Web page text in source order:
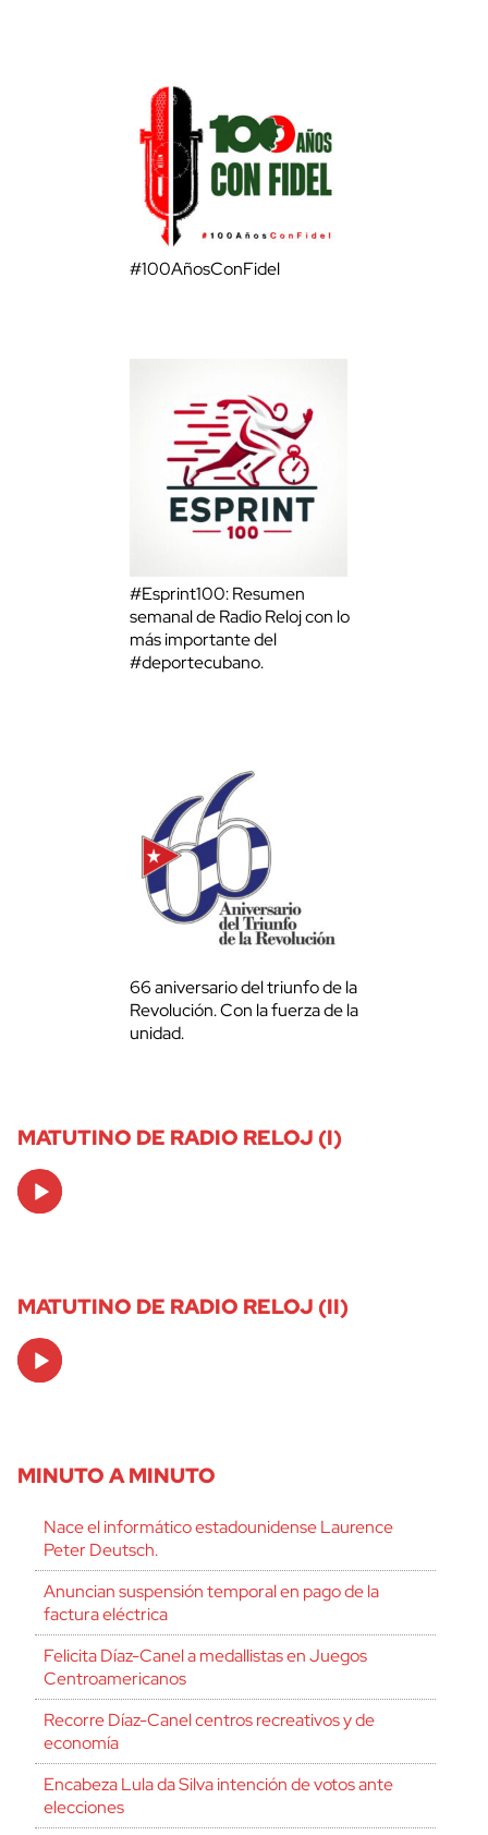
#100AñosConFidel
#Esprint100: Resumen
semanal de Radio Reloj con lo
más importante del
#deportecubano.
66 aniversario del triunfo de la
Revolución. Con la fuerza de la
unidad.
MATUTINO DE RADIO RELOJ (I)
Audio
Player
MATUTINO DE RADIO RELOJ (II)
Audio
Player
MINUTO A MINUTO
Nace el informático estadounidense Laurence
Peter Deutsch.
Anuncian suspensión temporal en pago de la
factura eléctrica
Felicita Díaz-Canel a medallistas en Juegos
Centroamericanos
Recorre Díaz-Canel centros recreativos y de
economía
Encabeza Lula da Silva intención de votos ante
elecciones